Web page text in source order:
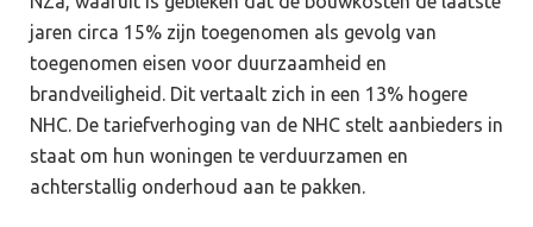
jaren circa 15% zijn toegenomen als gevolg van
toegenomen eisen voor duurzaamheid en
brandveiligheid. Dit vertaalt zich in een 13% hogere
NHC. De tariefverhoging van de NHC stelt aanbieders in
staat om hun woningen te verduurzamen en
achterstallig onderhoud aan te pakken.